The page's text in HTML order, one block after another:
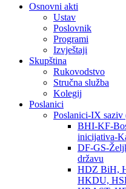
Osnovni akti
Ustav
Poslovnik
Programi
Izvještaji
Skupština
Rukovodstvo
Stručna služba
Kolegij
Poslanici
Poslanici-IX saziv
BHI-KF-
inicijativa-
DF-GS-
državu
HDZ BiH,
HKDU,